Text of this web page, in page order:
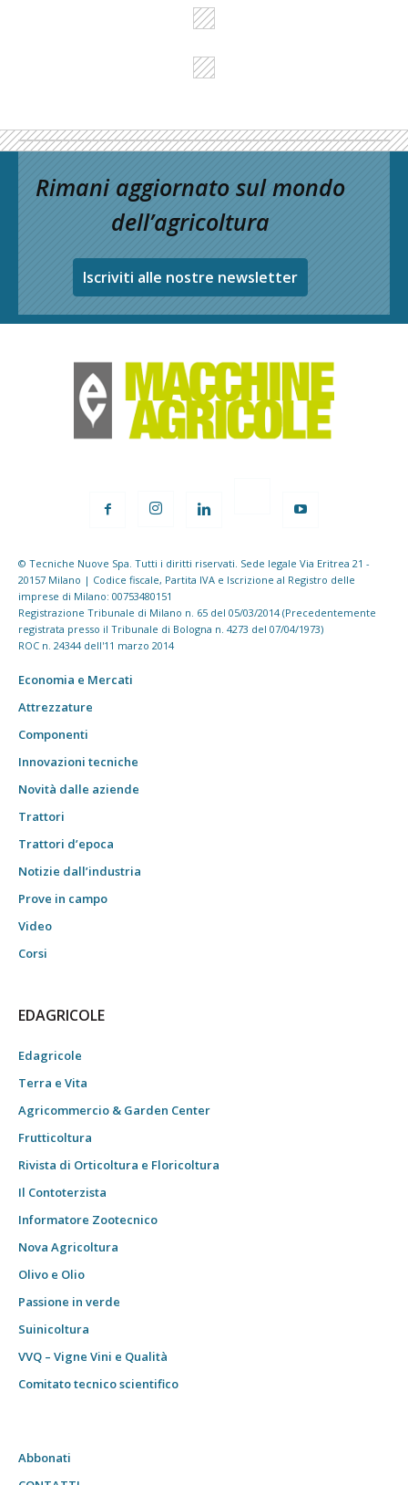
Rimani aggiornato sul mondo
dell’agricoltura
Iscriviti alle nostre newsletter
© Tecniche Nuove Spa. Tutti i diritti riservati. Sede legale Via Eritrea 21 -
20157 Milano | Codice fiscale, Partita IVA e Iscrizione al Registro delle
imprese di Milano: 00753480151
Registrazione Tribunale di Milano n. 65 del 05/03/2014 (Precedentemente
registrata presso il Tribunale di Bologna n. 4273 del 07/04/1973)
ROC n. 24344 dell'11 marzo 2014
Economia e Mercati
Attrezzature
Componenti
Innovazioni tecniche
Novità dalle aziende
Trattori
Trattori d’epoca
Notizie dall’industria
Prove in campo
Video
Corsi
EDAGRICOLE
Edagricole
Terra e Vita
Agricommercio & Garden Center
Frutticoltura
Rivista di Orticoltura e Floricoltura
Il Contoterzista
Informatore Zootecnico
Nova Agricoltura
Olivo e Olio
Passione in verde
Suinicoltura
VVQ – Vigne Vini e Qualità
Comitato tecnico scientifico
Abbonati